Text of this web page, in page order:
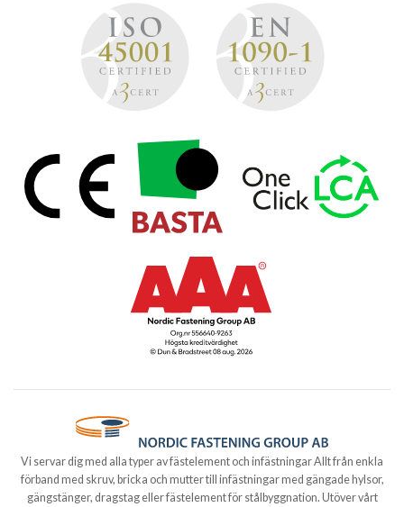
Vi servar dig med alla typer av fästelement och infästningar Allt från enkla
förband med skruv, bricka och mutter till infästningar med gängade hylsor,
gängstänger, dragstag eller fästelement för stålbyggnation. Utöver vårt